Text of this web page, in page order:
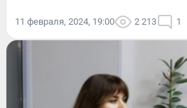
11 февраля, 2024, 19:00 2 213 1